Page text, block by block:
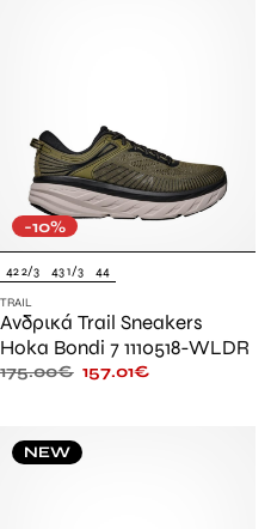
-10%
42 2/3 43 1/3 44
TRAIL
Ανδρικά Trail Sneakers
Hoka Bondi 7 1110518-WLDR
175.00€ 157.01€
NEW